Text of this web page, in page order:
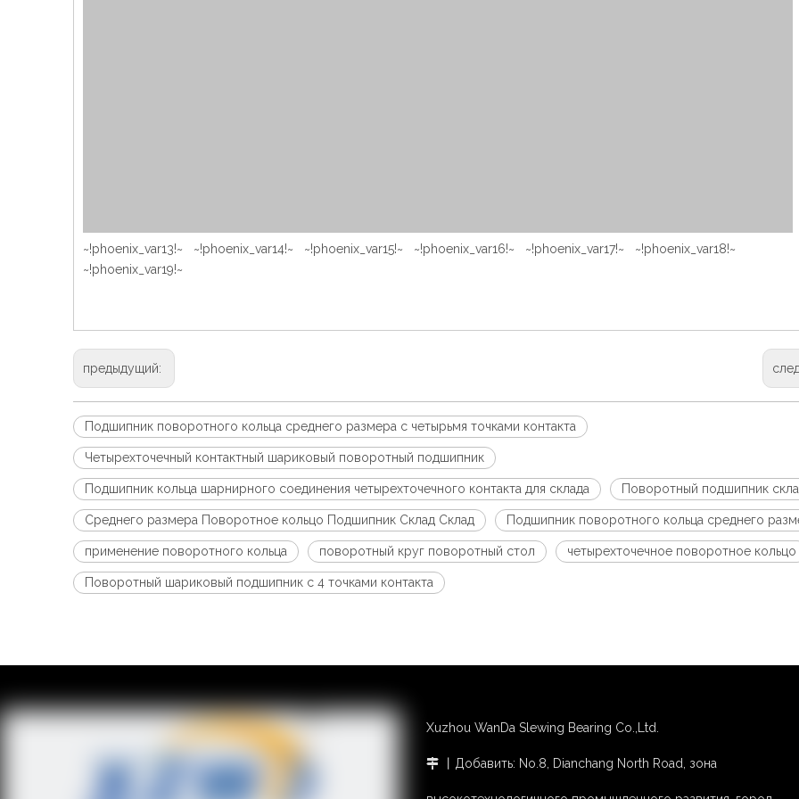
~!phoenix_var13!~ ~!phoenix_var14!~ ~!phoenix_var15!~ ~!phoenix_var16!~ ~!phoenix_var17!~ ~!phoenix_var18!~
~!phoenix_var19!~
предыдущий:
Подшипник поворотного кольца среднего размера с четырьмя точками контакта
Четырехточечный контактный шариковый поворотный подшипник
Подшипник кольца шарнирного соединения четырехточечного контакта для склада Поворотный подшипник
Среднего размера Поворотное кольцо Подшипник Склад Склад Подшипник поворотного кольца среднего
применение поворотного кольца поворотный круг поворотный стол четырехточечное поворотное кольцо
Поворотный шариковый подшипник с 4 точками контакта
Xuzhou WanDa Slewing Bearing Co.,Ltd.
 丨Добавить: No.8, Dianchang North Road, зона